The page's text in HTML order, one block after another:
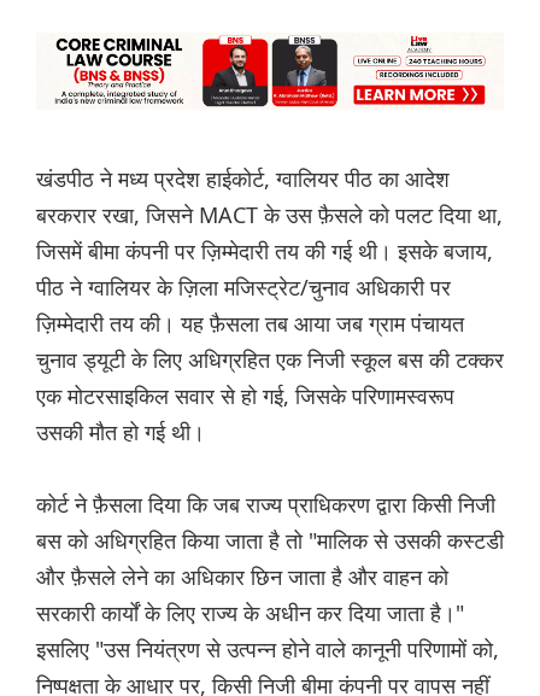
खंडपीठ ने मध्य प्रदेश हाईकोर्ट, ग्वालियर पीठ का आदेश
बरकरार रखा, जिसने MACT के उस फ़ैसले को पलट दिया था,
जिसमें बीमा कंपनी पर ज़िम्मेदारी तय की गई थी। इसके बजाय,
पीठ ने ग्वालियर के ज़िला मजिस्ट्रेट/चुनाव अधिकारी पर
ज़िम्मेदारी तय की। यह फ़ैसला तब आया जब ग्राम पंचायत
चुनाव ड्यूटी के लिए अधिग्रहित एक निजी स्कूल बस की टक्कर
एक मोटरसाइकिल सवार से हो गई, जिसके परिणामस्वरूप
उसकी मौत हो गई थी।
कोर्ट ने फ़ैसला दिया कि जब राज्य प्राधिकरण द्वारा किसी निजी
बस को अधिग्रहित किया जाता है तो "मालिक से उसकी कस्टडी
और फ़ैसले लेने का अधिकार छिन जाता है और वाहन को
सरकारी कार्यों के लिए राज्य के अधीन कर दिया जाता है।"
इसलिए "उस नियंत्रण से उत्पन्न होने वाले कानूनी परिणामों को,
निष्पक्षता के आधार पर, किसी निजी बीमा कंपनी पर वापस नहीं